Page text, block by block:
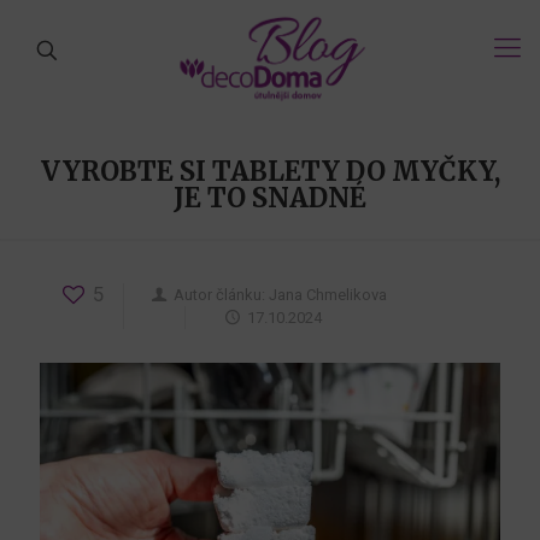
VYROBTE SI TABLETY DO MYČKY,
JE TO SNADNÉ
5 Autor článku: Jana Chmelikova
17.10.2024